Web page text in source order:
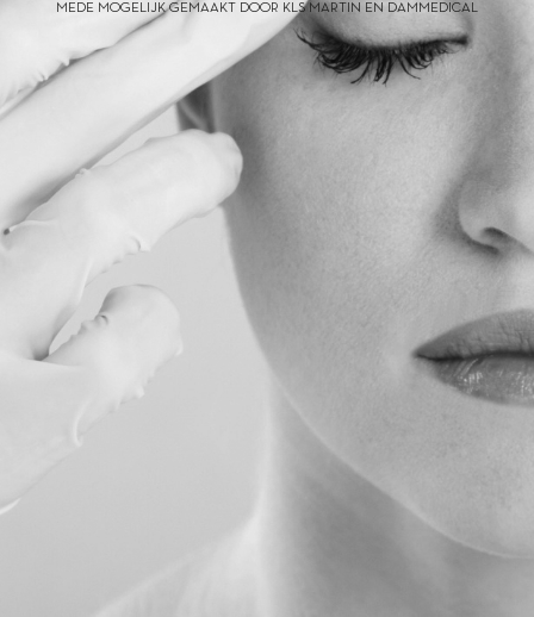
MEDE MOGELIJK GEMAAKT DOOR KLS MARTIN EN DAMMEDICAL